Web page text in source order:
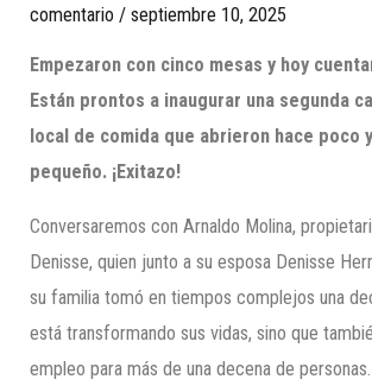
comentario /septiembre 10, 2025
Empezaron con cinco mesas y hoy
Están prontos a inaugurar una segunda
local de comida que abrieron hace poco
pequeño. ¡Exitazo!
Conversaremos con Arnaldo Molina,
Denisse, quien junto a su esposa Denisse
su familia tomó en tiempos complejos una
está transformando sus vidas, sino que
empleo para más de una decena de